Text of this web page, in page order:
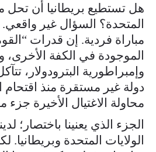
هل تستطيع بريطانيا أن تحل
المتحدة؟ السؤال غير
مباراة فردية. إن قدرات
الموجودة في الكفة الأخرى،
وإمبراطورية البترودولار،
دولة غير مستقرة منذ
محاولة الاغتيال الأخيرة
الجزء الذي يعنينا باختصار؛
الولايات المتحدة وبريطانيا.